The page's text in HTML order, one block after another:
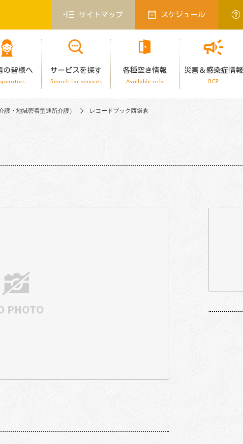
サイトマップ スケジュール
の皆様へ サービスを探す
Search for services
各種空き情報
Available info
災害＆感染症情報
BCP
護・地域密着型通所介護） レコードブック西鎌倉